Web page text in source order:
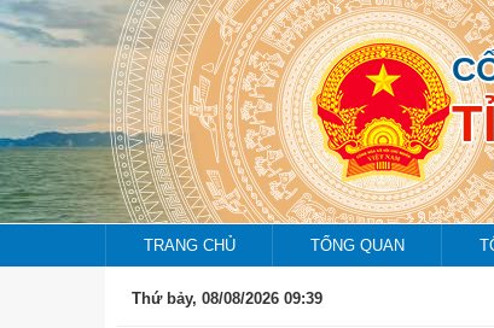
TRANG CHỦ TỔNG QUAN
Thứ bảy, 08/08/2026 09:39